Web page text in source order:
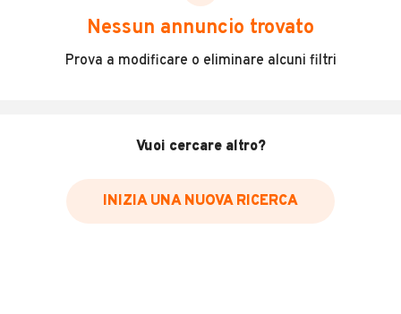
scegliere in modo trasparente e sicuro, come:
Incidenti in cui è stato coinvolto il veicolo
Data e luogo delle revisioni effettuate
Inserisci il numero di targa per verificare la disponibilità
Nessun annuncio trovato
Prova a modificare o eliminare alcuni filtri
Vuoi cercare altro?
INIZIA UNA NUOVA RICERCA